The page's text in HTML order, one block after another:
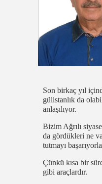
Son birkaç yıl
gülistanlık da
anlaşılıyor.
Bizim Ağrılı
da gördükleri ne
tutmayı
Çünkü kısa bir
gibi araçlardır.